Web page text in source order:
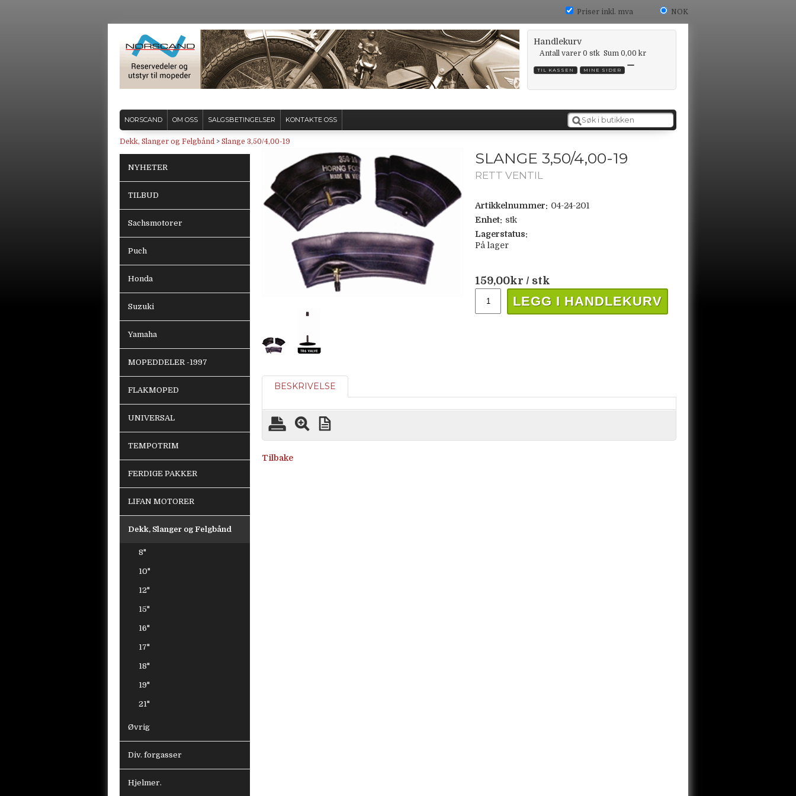
NOK
Priser inkl. mva
Handlekurv
Antall varer 0 stk Sum 0,00 kr
TIL KASSEN MINE SIDER
NORSCAND OM OSS SALGSBETINGELSER KONTAKTE OSS
Dekk, Slanger og Felgbånd > Slange 3,50/4,00-19
NYHETER
TILBUD
Sachsmotorer
Puch
Honda
Suzuki
Yamaha
MOPEDDELER -1997
FLAKMOPED
UNIVERSAL
TEMPOTRIM
FERDIGE PAKKER
LIFAN MOTORER
Dekk, Slanger og Felgbånd
8"
10"
12"
15"
16"
17"
18"
19"
21"
Øvrig
Div. forgasser
Hjelmer.
SLANGE 3,50/4,00-19
RETT VENTIL
Artikkelnummer: 04-24-201
Enhet: stk
Lagerstatus:
På lager
159,00kr / stk
LEGG I HANDLEKURV
BESKRIVELSE
Tilbake